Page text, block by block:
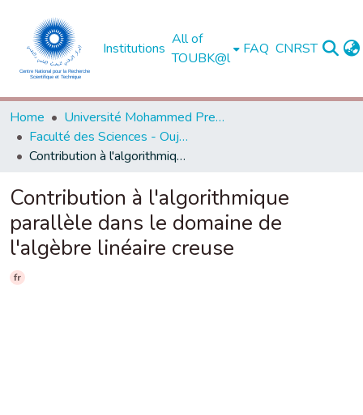
Institutions
All of
TOUBK@l
FAQ CNRST
Home
Université Mohammed Premier - Oujda
Faculté des Sciences - Oujda
Contribution à l'algorithmique parallèle dans le domaine de l'algèbre linéaire creuse
Contribution à l'algorithmique
parallèle dans le domaine de
l'algèbre linéaire creuse
fr